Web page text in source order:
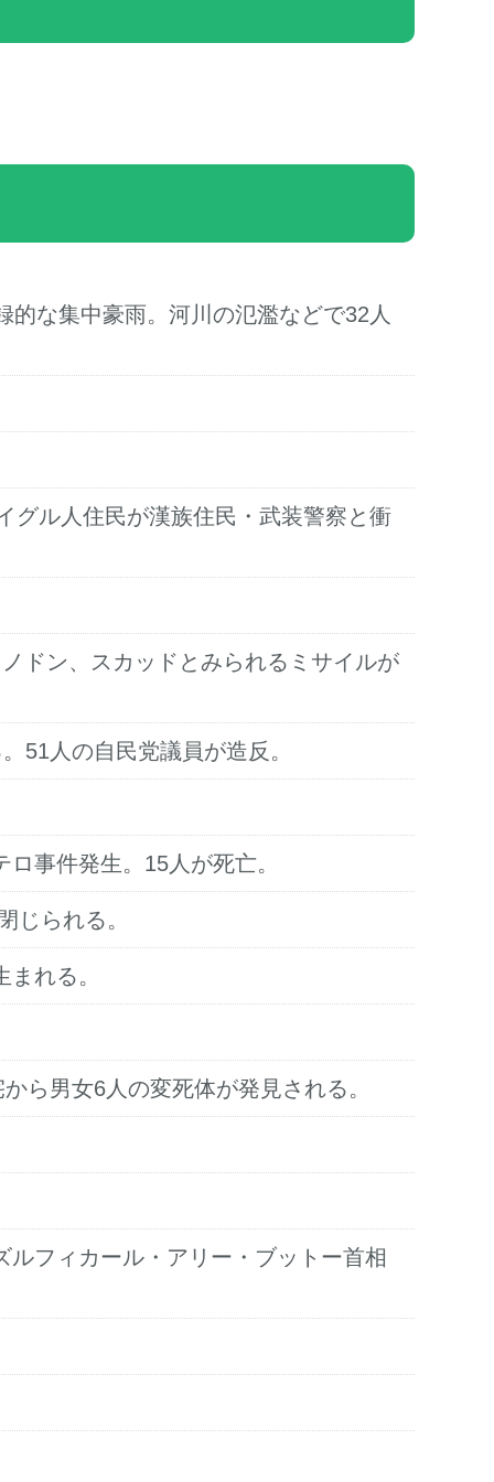
な集中豪雨。河川の氾濫などで32人
グル人住民が漢族住民・武装警察と衝
ドン、スカッドとみられるミサイルが
51人の自民党議員が造反。
事件発生。15人が死亡。
じられる。
れる。
ら男女6人の変死体が発見される。
フィカール・アリー・ブットー首相